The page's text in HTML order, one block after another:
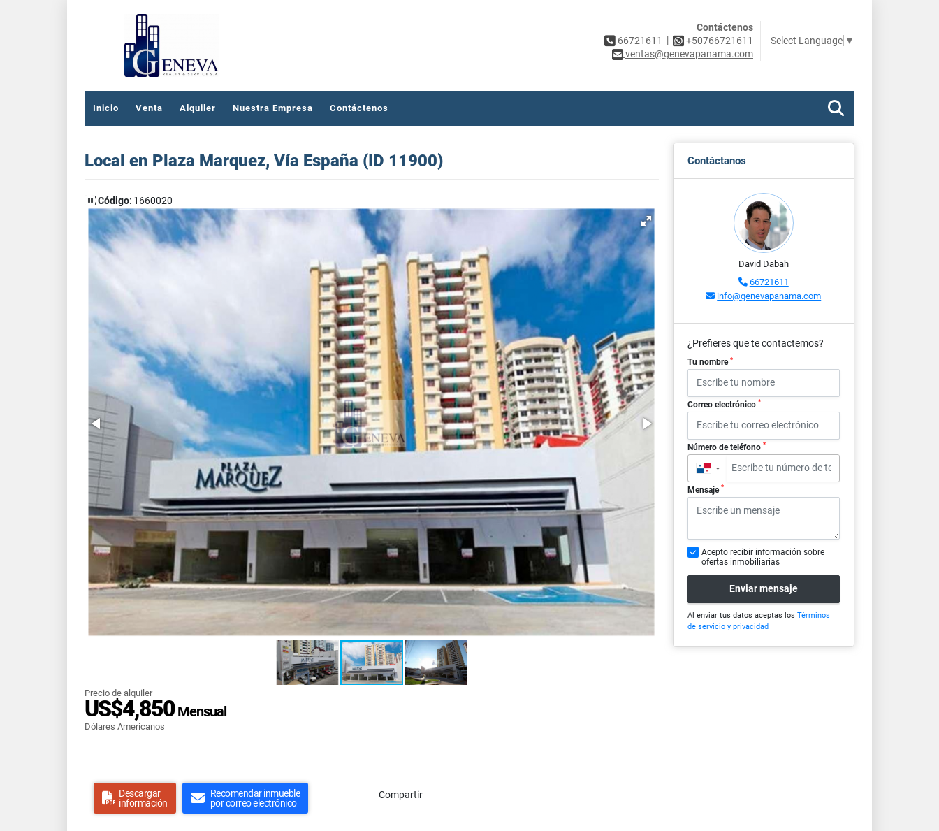
Contáctenos
66721611
|
+50766721611
ventas@genevapanama.com
Select Language ▼
Inicio Venta Alquiler Nuestra Empresa Contáctenos
Local en Plaza Marquez, Vía España (ID 11900)
Código: 1660020
Precio de alquiler
US$4,850Mensual
Dólares Americanos
Descargar
información
Recomendar inmueble
por correo electrónico
Compartir
Contáctanos
David Dabah
66721611
info@genevapanama.com
¿Prefieres que te contactemos?
Tu nombre *
Correo electrónico *
Número de teléfono *
▼
Mensaje *
Acepto recibir información sobre
ofertas inmobiliarias
Enviar mensaje
Al enviar tus datos aceptas los Términos
de servicio y privacidad